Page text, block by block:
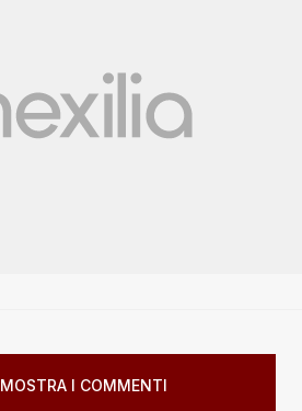
MOSTRA I COMMENTI